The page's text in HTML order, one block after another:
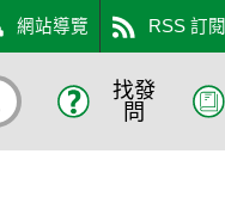
網站導覽 RSS 訂閱
找發
問